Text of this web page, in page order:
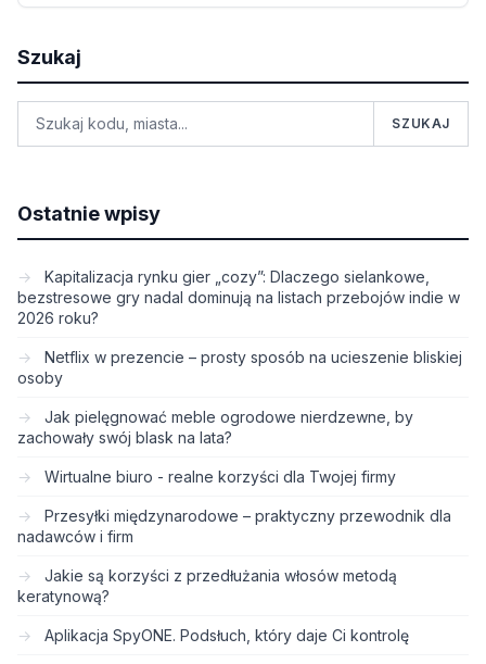
Szukaj
SZUKAJ
Ostatnie wpisy
Kapitalizacja rynku gier „cozy”: Dlaczego sielankowe,
bezstresowe gry nadal dominują na listach przebojów indie w
2026 roku?
Netflix w prezencie – prosty sposób na ucieszenie bliskiej
osoby
Jak pielęgnować meble ogrodowe nierdzewne, by
zachowały swój blask na lata?
Wirtualne biuro - realne korzyści dla Twojej firmy
Przesyłki międzynarodowe – praktyczny przewodnik dla
nadawców i firm
Jakie są korzyści z przedłużania włosów metodą
keratynową?
Aplikacja SpyONE. Podsłuch, który daje Ci kontrolę